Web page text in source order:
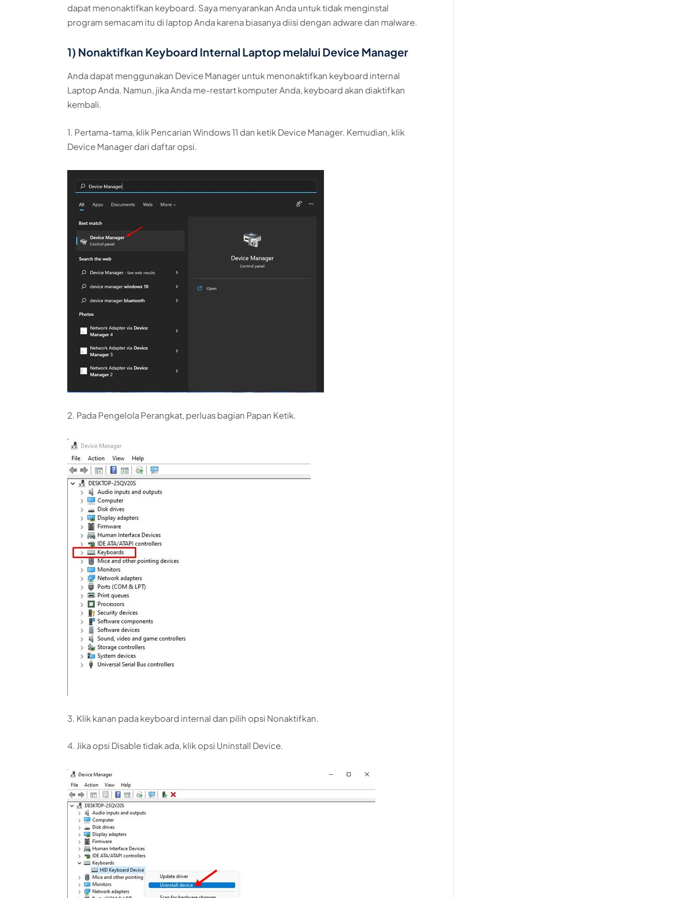
dapat menonaktifkan keyboard. Saya menyarankan Anda untuk tidak menginstal
program semacam itu di laptop Anda karena biasanya diisi dengan adware dan malware.
1) Nonaktifkan Keyboard Internal Laptop melalui Device Manager
Anda dapat menggunakan Device Manager untuk menonaktifkan keyboard internal
Laptop Anda. Namun, jika Anda me-restart komputer Anda, keyboard akan diaktifkan
kembali.
1. Pertama-tama, klik Pencarian Windows 11 dan ketik Device Manager. Kemudian, klik
Device Manager dari daftar opsi.
2. Pada Pengelola Perangkat, perluas bagian Papan Ketik.
3. Klik kanan pada keyboard internal dan pilih opsi Nonaktifkan.
4. Jika opsi Disable tidak ada, klik opsi Uninstall Device.